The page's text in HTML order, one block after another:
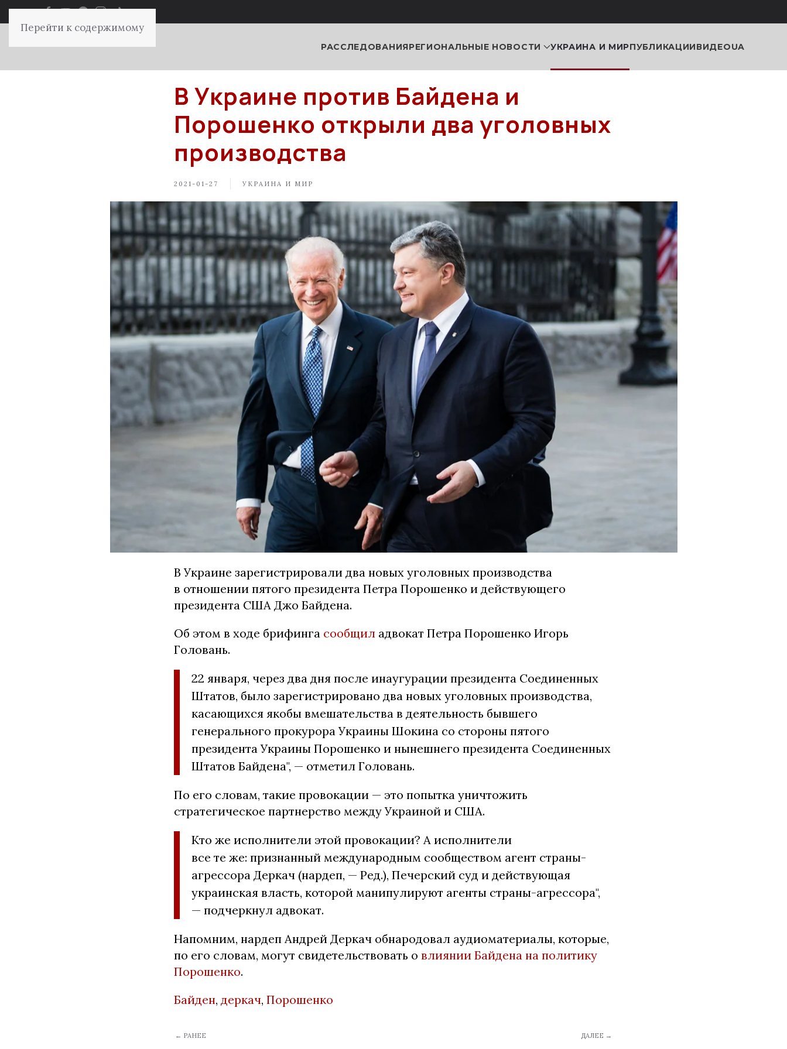
Перейти к содержимому
РАССЛЕДОВАНИЯРЕГИОНАЛЬНЫЕ НОВОСТИ УКРАИНА И МИРПУБЛИКАЦИИВИДЕОUA
В Украине против Байдена и
Порошенко открыли два уголовных
производства
2021-01-27 УКРАИНА И МИР
В Украине зарегистрировали два новых уголовных производства
в отношении пятого президента Петра Порошенко и действующего
президента США Джо Байдена.
Об этом в ходе брифинга сообщил адвокат Петра Порошенко Игорь
Головань.
22 января, через два дня после инаугурации президента Соединенных
Штатов, было зарегистрировано два новых уголовных производства,
касающихся якобы вмешательства в деятельность бывшего
генерального прокурора Украины Шокина со стороны пятого
президента Украины Порошенко и нынешнего президента Соединенных
Штатов Байдена", — отметил Головань.
По его словам, такие провокации — это попытка уничтожить
стратегическое партнерство между Украиной и США.
Кто же исполнители этой провокации? А исполнители
все те же: признанный международным сообществом агент страны-
агрессора Деркач (нардеп, — Ред.), Печерский суд и действующая
украинская власть, которой манипулируют агенты страны-агрессора",
— подчеркнул адвокат.
Напомним, нардеп Андрей Деркач обнародовал аудиоматериалы, которые,
по его словам, могут свидетельствовать о влиянии Байдена на политику
Порошенко.
Байден, деркач, Порошенко
← РАНЕЕ ДАЛЕЕ →